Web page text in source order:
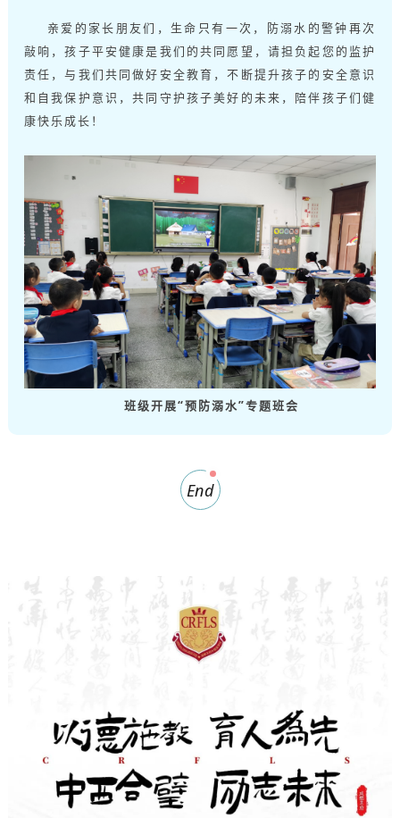
亲爱的家长朋友们，生命只有一次，防溺水的警钟再次
敲响，孩子平安健康是我们的共同愿望，请担负起您的监护
责任，与我们共同做好安全教育，不断提升孩子的安全意识
和自我保护意识，共同守护孩子美好的未来，陪伴孩子们健
康快乐成长！
班级开展“预防溺水”专题班会
End